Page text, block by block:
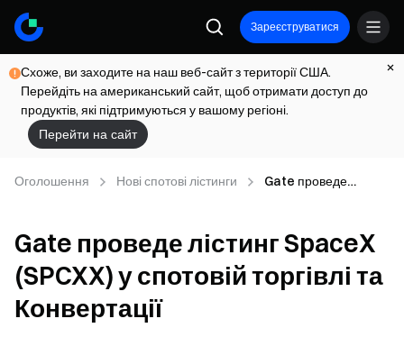
Зареєструватися
Схоже, ви заходите на наш веб-сайт з території США.
Перейдіть на американський сайт, щоб отримати доступ до
продуктів, які підтримуються у вашому регіоні.
Перейти на сайт
Оголошення Нові спотові лістинги
Gate проведе
торгівлі та
Конвертації
Gate проведе лістинг SpaceX
(SPCXX) у спотовій торгівлі та
Конвертації